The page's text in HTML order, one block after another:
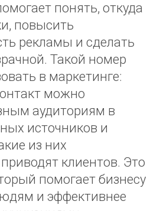
понять, откуда
повысить
рекламы и сделать
Такой номер
в маркетинге:
можно
аудиториям в
источников и
из них
клиентов. Это
помогает бизнесу
и эффективнее